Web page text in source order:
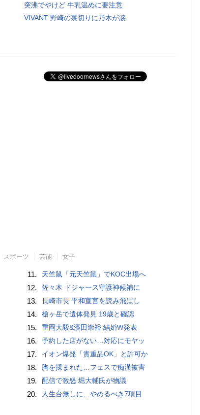
突沸でやけど 牛乳温めに要注意
VIVANT 野崎の裏切りに乃木が涙
スポーツ 芸能 女子
11. 天竺鼠「元天竺鼠」でKOC出場へ
12. 佐々木 ドジャース守護神候補に
13. 長崎市長 平和宣言を読み飛ばし
14. 槍ヶ岳で遺体発見 19歳と確認
15. 重岡大毅&濱田崇裕 結婚W発表
16. 予約した店がない…対応にモヤッ
17. イオン爆発「貴重品OK」と許可か
18. 胸を揉まれた…フェスで痴漢被害
19. 配信で激怒 堀大輔氏が物議
20. 人生台無しに…やめるべき7項目